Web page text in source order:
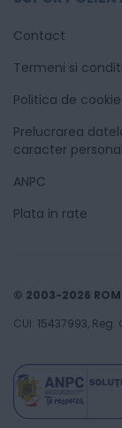
8500
Contact
Termeni si
Politica de
Prelucrarea
caracter personal
ANPC
Plata in rate
© 2003-2026
CUI: 15437993,